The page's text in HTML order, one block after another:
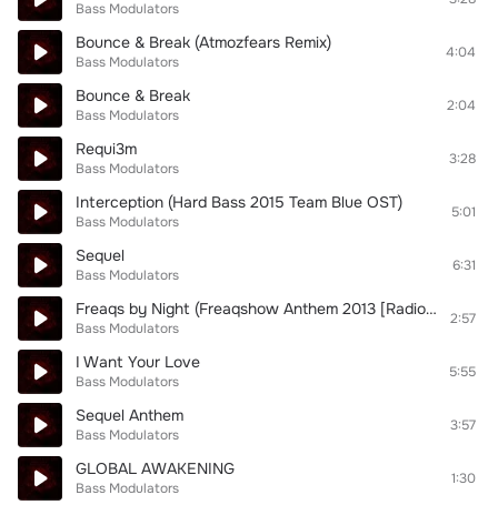
Bass Modulators
Bounce & Break (Atmozfears Remix)
Bass Modulators
4:04
Bounce & Break
Bass Modulators
2:04
Requi3m
Bass Modulators
3:28
Interception (Hard Bass 2015 Team Blue OST)
Bass Modulators
5:01
Sequel
Bass Modulators
6:31
Freaqs by Night (Freaqshow Anthem 2013 [Radio Edit])
Bass Modulators
2:57
I Want Your Love
Bass Modulators
5:55
Sequel Anthem
Bass Modulators
3:57
GLOBAL AWAKENING
Bass Modulators
1:30